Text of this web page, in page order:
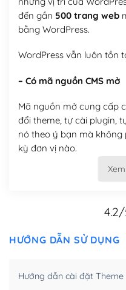
đến gần 500 trang web
bằng WordPress.
WordPress vẫn luôn tồn
– Có mã nguồn CMS mở
Mã nguồn mở cung cấp
đổi theme, tự cài plugin,
nó theo ý bạn mà không
kỳ đơn vị nào.
Việc của bạn là đăng ký
Có thể tùy biến trên
– Thân thiện với công cụ
WordPress bao gồm
HƯỚNG DẪN SỬ DỤNG
Hướng dẫn cài đặt Theme